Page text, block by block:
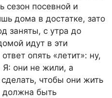
сезон посевной и
дома в достатке, зато
заняты, с утра до
идут в эти
опять «летит»: ну,
они не жили, а
чтобы они жить
должна быть